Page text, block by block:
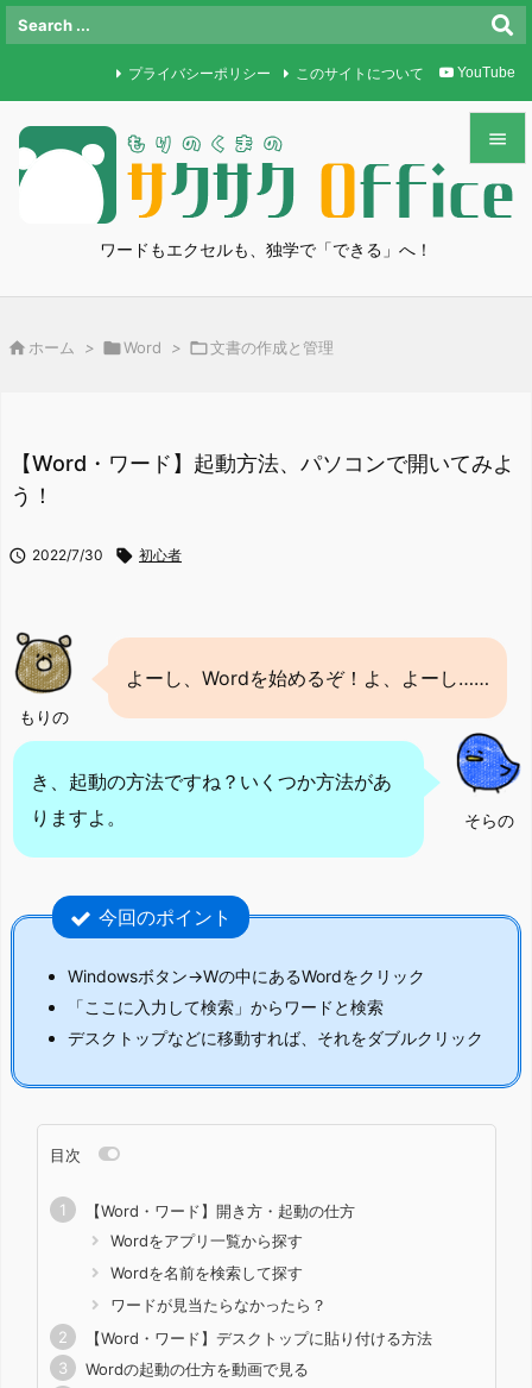
ワードもエクセルも、独学で「できる」へ！


メニュ
検索
プライバシーポリシー このサイトについて YouTube
 ホーム > Word > 文書の作成と管理
【Word・ワード】起動方法、パソコンで開いてみよ
う！
 2022/7/30  初心者
もりの
よーし、Wordを始めるぞ！よ、よーし……
そらの
き、起動の方法ですね？いくつか方法があ
りますよ。
今回のポイント
Windowsボタン→Wの中にあるWordをクリック
「ここに入力して検索」からワードと検索
デスクトップなどに移動すれば、それをダブルクリック
目次
【Word・ワード】開き方・起動の仕方
Wordをアプリ一覧から探す
Wordを名前を検索して探す
ワードが見当たらなかったら？
【Word・ワード】デスクトップに貼り付ける方法
Wordの起動の仕方を動画で見る